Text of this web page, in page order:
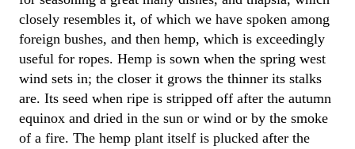
closely resembles it, of which we have spoken among
foreign bushes, and then hemp, which is exceedingly
useful for ropes. Hemp is sown when the spring west
wind sets in; the closer it grows the thinner its stalks
are. Its seed when ripe is stripped off after the autumn
equinox and dried in the sun or wind or by the smoke
of a fire. The hemp plant itself is plucked after the